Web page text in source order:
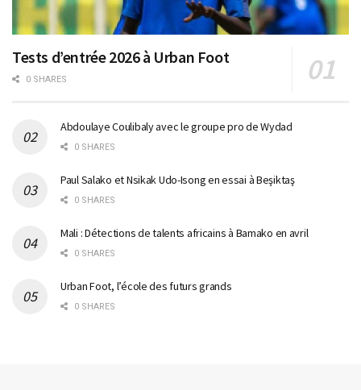
Tests d’entrée 2026 à Urban Foot
0 SHARES
Abdoulaye Coulibaly avec le groupe pro de Wydad
0 SHARES
Paul Salako et Nsikak Udo-Isong en essai à Beşiktaş
0 SHARES
Mali : Détections de talents africains à Bamako en avril
0 SHARES
Urban Foot, l’école des futurs grands
0 SHARES